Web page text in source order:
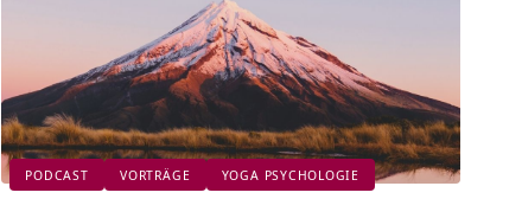
PODCAST VORTRÄGE YOGA PSYCHOLOGIE